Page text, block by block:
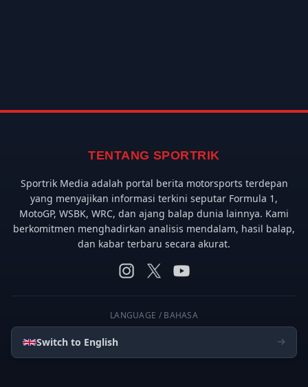
TENTANG SPORTRIK
Sportrik Media adalah portal berita motorsports terdepan
yang menyajikan informasi terkini seputar Formula 1,
MotoGP, WSBK, WRC, dan ajang balap dunia lainnya. Kami
berkomitmen menghadirkan analisis mendalam, hasil balap,
dan kabar terbaru secara akurat.
LANGUAGE / BAHASA
Switch to English